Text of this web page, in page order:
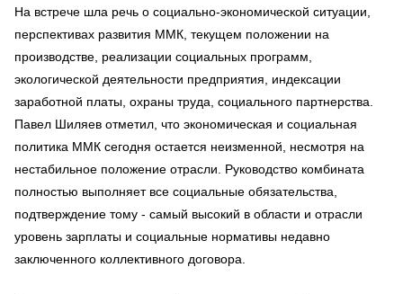
На встрече шла речь о социально-экономической ситуации,
перспективах развития ММК, текущем положении на
производстве, реализации социальных программ,
экологической деятельности предприятия, индексации
заработной платы, охраны труда, социального партнерства.
Павел Шиляев отметил, что экономическая и социальная
политика ММК сегодня остается неизменной, несмотря на
нестабильное положение отрасли. Руководство комбината
полностью выполняет все социальные обязательства,
подтверждение тому - самый высокий в области и отрасли
уровень зарплаты и социальные нормативы недавно
заключенного коллективного договора.